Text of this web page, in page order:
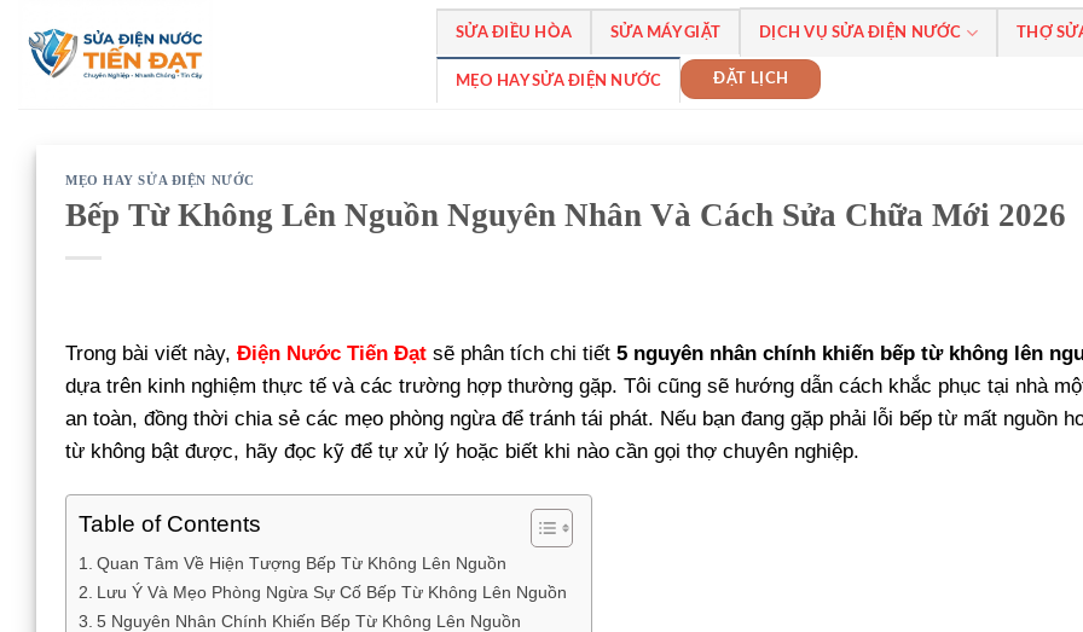
qua
SỬA ĐIỀU HÒA SỬA MÁY GIẶT DỊCH VỤ SỬA ĐIỆN NƯỚC THỢ
MẸO HAY SỬA ĐIỆN NƯỚC ĐẶT LỊCH
MẸO HAY SỬA ĐIỆN NƯỚC
Bếp Từ Không Lên Nguồn Nguyên Nhân Và Cách Sửa Chữa Mới 2026
Trong bài viết này, Điện Nước Tiến Đạt sẽ phân tích chi tiết 5 nguyên nhân chính khiến bếp từ không lên
dựa trên kinh nghiệm thực tế và các trường hợp thường gặp. Tôi cũng sẽ hướng dẫn cách khắc phục tại nhà
an toàn, đồng thời chia sẻ các mẹo phòng ngừa để tránh tái phát. Nếu bạn đang gặp phải lỗi bếp từ mất nguồn
từ không bật được, hãy đọc kỹ để tự xử lý hoặc biết khi nào cần gọi thợ chuyên nghiệp.
Table of Contents
Quan Tâm Về Hiện Tượng Bếp Từ Không Lên Nguồn
Lưu Ý Và Mẹo Phòng Ngừa Sự Cố Bếp Từ Không Lên Nguồn
5 Nguyên Nhân Chính Khiến Bếp Từ Không Lên Nguồn